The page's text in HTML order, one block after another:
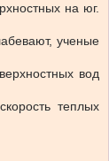
на юг.
ученые
вод
теплых